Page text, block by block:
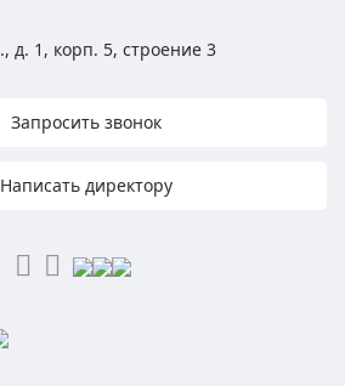
д. 1, корп. 5, строение 3
Запросить звонок
Написать директору